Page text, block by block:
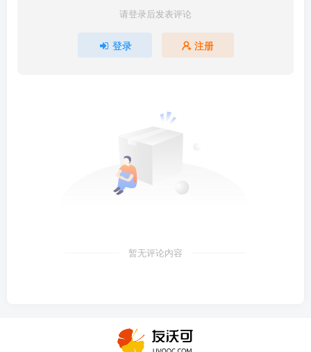
请登录后发表评论
登录 注册
暂无评论内容